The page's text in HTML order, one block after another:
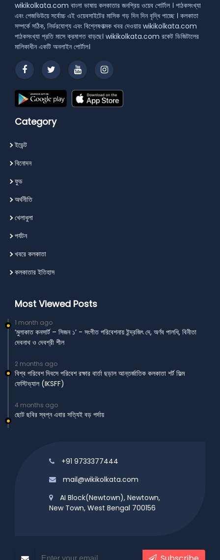
wikikolkata.com বাংলা ভাষায় কলকাতার জনপ্রিয় ওয়েব পোর্টাল । পাঠকসংখ্যা
এবং পেজভিউয়ে সর্বোচ্চ এই ওয়েবসাইটের মাসিক গড় দিন দিন বৃদ্ধি পাচ্ছে । কলকাতা
সম্পর্কে সঠিক, নির্ভরযোগ্য এবং বিশ্লেষণাত্মক খবর দেওয়ায় wikikolkata.com
পাঠকসংখ্যা প্রতি মাসে ক্রমাগত বাড়ছে। wikikolkata.com রকেট ডিজিটালের
মালিকাধীন একটি অনলাইন পোর্টাল।
Category
ইভেন্ট
বিনোদন
ফুড
অর্থনীতি
খেলাধুলা
পর্যটন
খবরে কলকাতা
কলকাতার ইতিহাস
Most Viewed Posts
1 month ago
‘মুলাকাত কনসার্ট – সিজন ১’ - সংগীত পরিবেশনায় ইন্দ্রজিৎ দে, অর্ণব পালধি, বিনীতা
দেবনাথ ও দেবশ্রী শীল
2 months ago
বিশ্ব পরিবেশ দিবসে পরিবেশ রক্ষার বার্তা ছড়াল আন্তর্জাতিক কলকাতা শর্ট ফিল্ম
ফেস্টিভ্যাল (IKSFF)
4 months ago
ছোট ছবির স্বপ্ন এবার সত্যিই বড় পর্দায়
+91 9733377444
mail@wikikolkata.com
AI Block(Newtown), Newtown,
New Town, West Bengal 700156